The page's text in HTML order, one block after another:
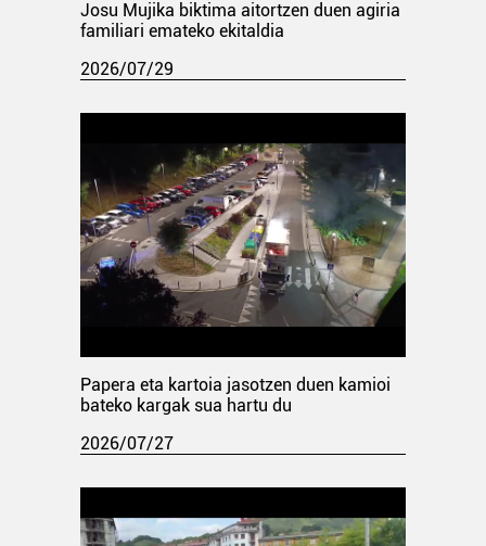
Josu Mujika biktima aitortzen duen agiria
familiari emateko ekitaldia
2026/07/29
Papera eta kartoia jasotzen duen kamioi
bateko kargak sua hartu du
2026/07/27